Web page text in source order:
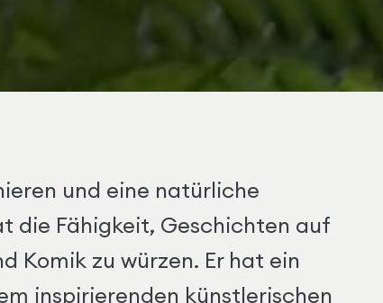
und eine natürliche
die Fähigkeit, Geschichten auf
Komik zu würzen. Er hat ein
inspirierenden künstlerischen